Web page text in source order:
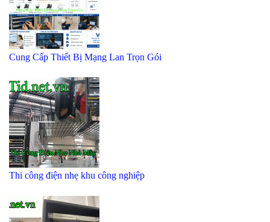
Cung Cấp Thiết Bị Mạng Lan Trọn Gói
Thi công điện nhẹ khu công nghiệp